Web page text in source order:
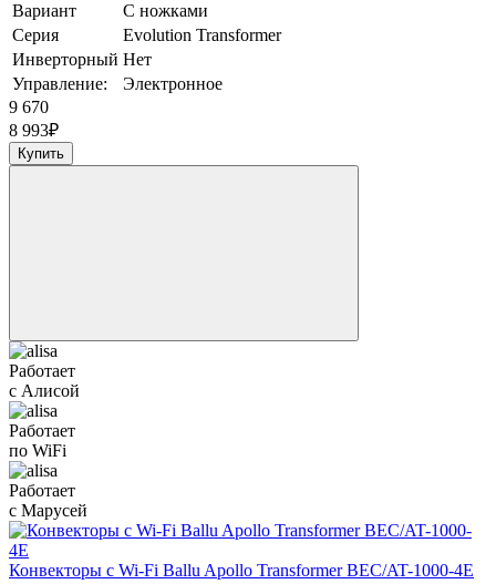
Вариант
С ножками
Серия
Evolution Transformer
Инверторный Нет
Управление:
Электронное
9 670
8 993₽
Купить
Работает
с Алисой
Работает
по WiFi
Работает
с Марусей
Конвекторы с Wi-Fi Ballu Apollo Transformer BEC/AT-1000-4E